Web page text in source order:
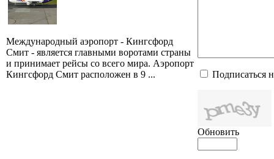
Международный аэропорт - Кингсфорд
Смит - является главными воротами страны
и принимает рейсы со всего мира. Аэропорт
Кингсфорд Смит расположен в 9 ...
Подписаться
Обновить